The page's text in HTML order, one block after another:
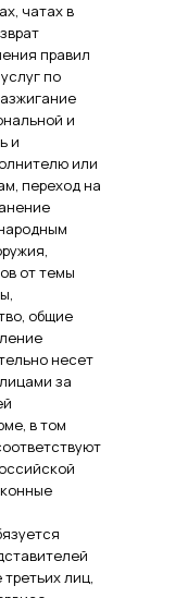
чатах в
правил
по
и
и
или
переход на
от темы
общие
несет
за
в том
лиц,